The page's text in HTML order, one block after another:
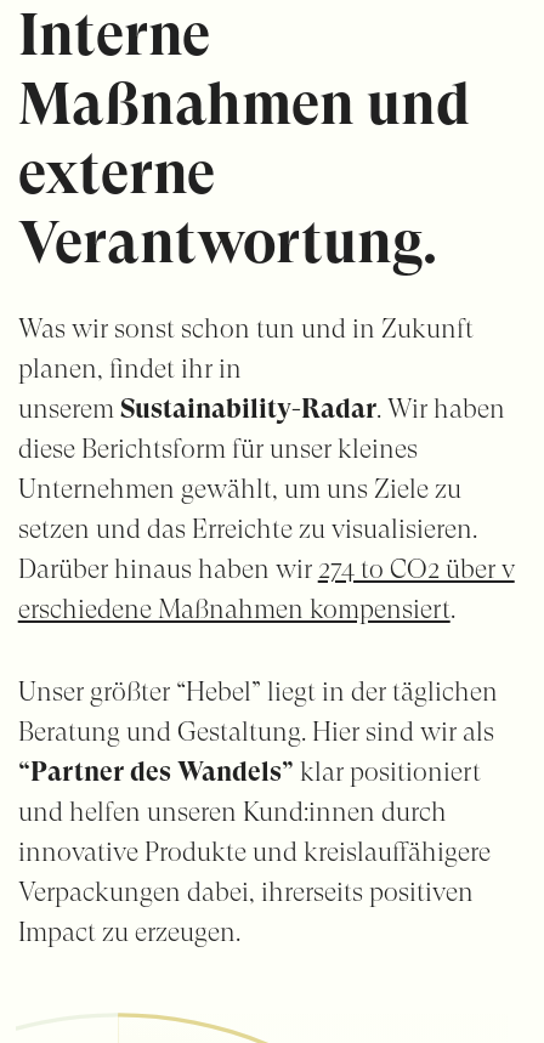
Interne
Maßnahmen und
externe
Verantwortung.
Was wir sonst schon tun und in Zukunft
planen, findet ihr in
unserem Sustainability-Radar. Wir haben
diese Berichtsform für unser kleines
Unternehmen gewählt, um uns Ziele zu
setzen und das Erreichte zu visualisieren.
Darüber hinaus haben wir 274 to CO2 über v
erschiedene Maßnahmen kompensiert.
Unser größter “Hebel” liegt in der täglichen
Beratung und Gestaltung. Hier sind wir als
“Partner des Wandels” klar positioniert
und helfen unseren Kund:innen durch
innovative Produkte und kreislauffähigere
Verpackungen dabei, ihrerseits positiven
Impact zu erzeugen.